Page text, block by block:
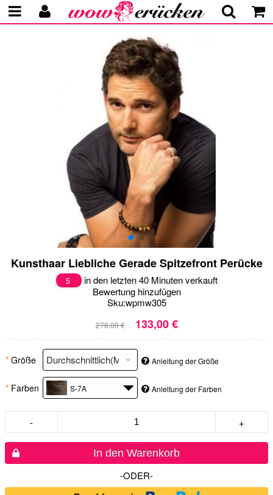
Kunsthaar Liebliche Gerade Spitzefront Perücke
5
in den letzten 40 Minuten verkauft
Bewertung hinzufügen
Sku:wpmw305
278,00 € 133,00 €
* Größe Anleitung der Größe
* Farben S-7A Anleitung der Farben
- +
In den Warenkorb
-ODER-